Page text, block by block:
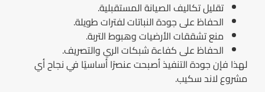
تقليل تكاليف الصيانة المستقبلية.
الحفاظ على جودة النباتات لفترات طويلة.
منع تشققات الأرضيات وهبوط التربة.
الحفاظ على كفاءة شبكات الري والتصريف.
لهذا فإن جودة التنفيذ أصبحت عنصرًا أساسيًا في نجاح أي
مشروع لاند سكيب.